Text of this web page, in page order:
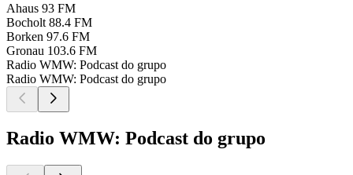
Ahaus 93 FM
Bocholt 88.4 FM
Borken 97.6 FM
Gronau 103.6 FM
Radio WMW: Podcast do grupo
Radio WMW: Podcast do grupo
Radio WMW: Podcast do grupo